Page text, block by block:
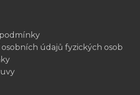
osobních údajů fyzických osob